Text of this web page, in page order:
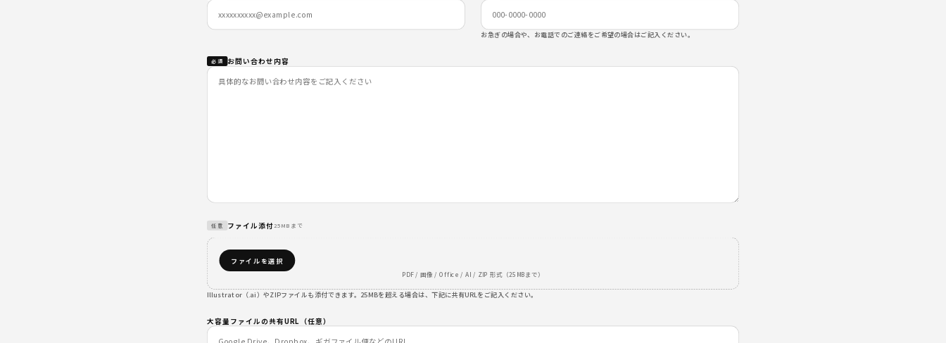
お急ぎの場合や、お電話でのご連絡をご希望の場合はご記入ください。
お問い合わせ内容
必須
任意 ファイル添付25MBまで
ファイルを選択
PDF / 画像 / Office / AI / ZIP 形式（25MBまで）
Illustrator（.ai）やZIPファイルも添付できます。25MBを超える場合は、下記に共有URLをご記入ください。
大容量ファイルの共有URL（任意）